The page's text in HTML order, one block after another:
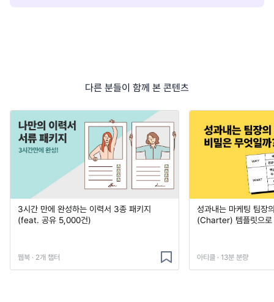
다른 분들이 함께 본 콘텐츠
3시간 만에 완성하는 이력서 3종 패키지
(feat. 공유 5,000건)
웹북 · 2개 챕터
성과내는 마케팅 팀장
(Charter) 템플릿으로
아티클 · 13분 분량